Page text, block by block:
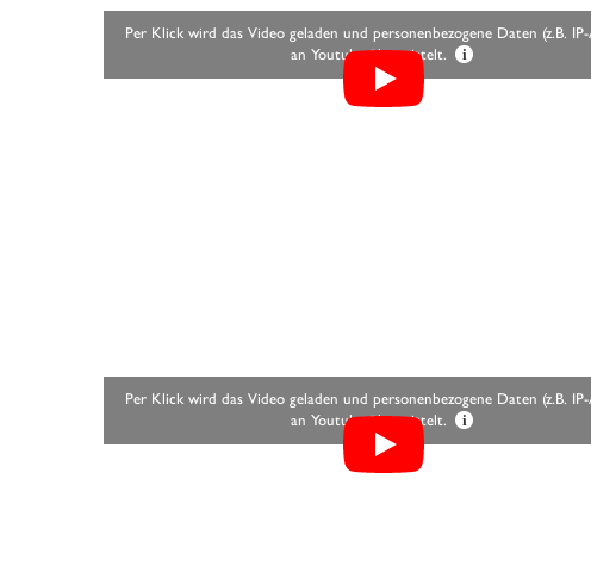
Per Klick wird das Video geladen und personenbezogene Daten (z.B. IP-
an Youtube übermittelt.
i
Per Klick wird das Video geladen und personenbezogene Daten (z.B. IP-
an Youtube übermittelt.
i